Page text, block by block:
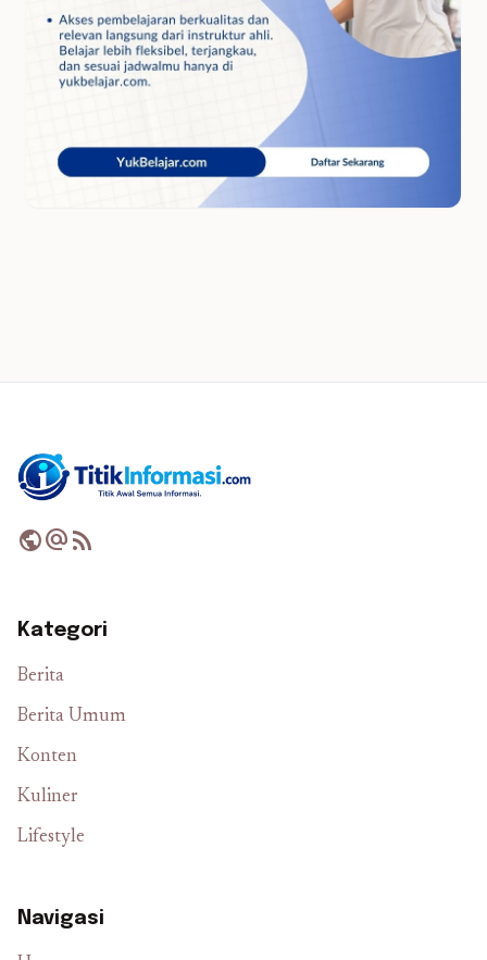
publicalternate_emailrss_feed
Kategori
Berita
Berita Umum
Konten
Kuliner
Lifestyle
Navigasi